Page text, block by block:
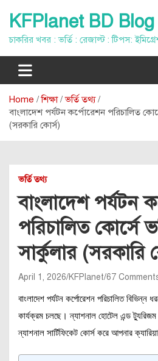
content
KFPlanet BD Blog
চাকরির খবর : ভর্তি : রেজাল্ট : টিপস:
Home শিক্ষা
ভর্তি তথ্য
বাংলাদেশ পর্যটন কর্পোরেশন পরিচালিত
(সরকারি কোর্স)
ভর্তি তথ্য
বাংলাদেশ পর্যটন
পরিচালিত কোর্সে
সার্কুলার (সরকারি
April 1, 2026 KFPlanet 67
বাংলাদেশ পর্যটন কর্পোরেশন পরিচালিত বিভিন্ন
কার্যক্রম চলছে। ন্যাশনাল হোটেল এন্ড ট্যুরিজম
ন্যাশনাল সার্টিফিকেট কোর্স করে আপনার